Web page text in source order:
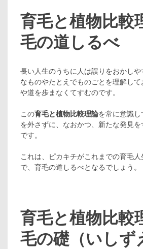
育毛と植物比較
毛の道しるべ
長い人生のうちに人は誤りをおかし
なものやたとえでものごとを理解し
や道を歩まなくてすむのです。
この育毛と植物比較理論を常に意識
を外さずに、なおかつ、新たな発見
です。
これは、ピカキチがこれまでの育毛
で、育毛の道しるべとなるでしょう。
育毛と植物比較
毛の礎（いしず